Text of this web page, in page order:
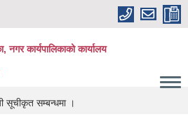
नगर कार्यपालिकाको कार्यालय
सूचीकृत सम्बन्धमा ।